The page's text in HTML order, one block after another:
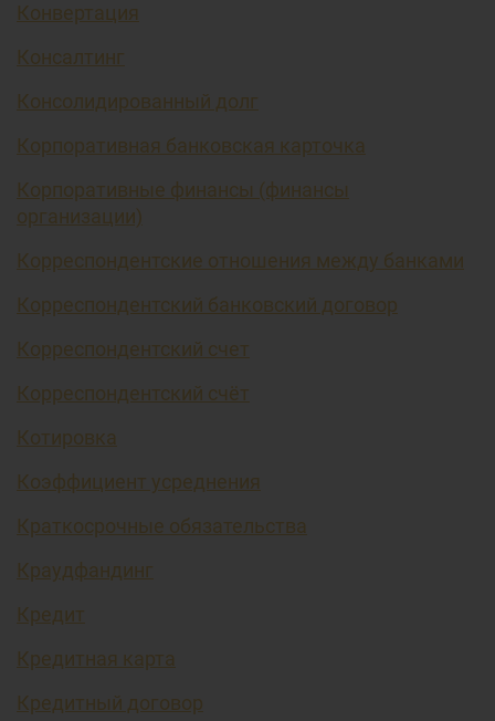
Конвертация
Консалтинг
Консолидированный долг
Корпоративная банковская карточка
Корпоративные финансы (финансы
организации)
Корреспондентские отношения между банками
Корреспондентский банковский договор
Корреспондентский счет
Корреспондентский счёт
Котировка
Коэффициент усреднения
Краткосрочные обязательства
Краудфандинг
Кредит
Кредитная карта
Кредитный договор